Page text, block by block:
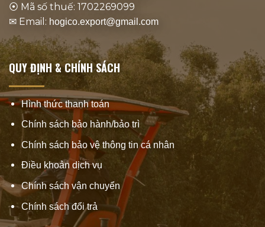
⦿ Mã số thuế: 1702269099
✉ Email: hogico.export@gmail.com
QUY ĐỊNH & CHÍNH SÁCH
Hình thức thanh toán
Chính sách bảo hành/bảo trì
Chính sách bảo vệ thông tin cá nhân
Điều khoản dịch vụ
Chính sách vận chuyển
Chính sách đổi trả